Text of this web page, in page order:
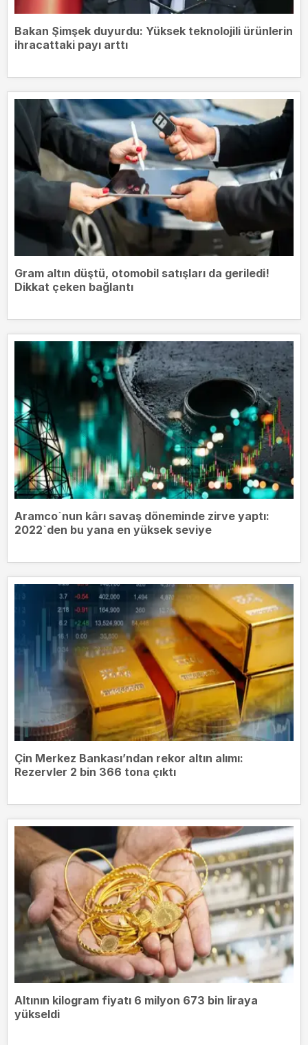
Bakan Şimşek duyurdu: Yüksek teknolojili ürünlerin
ihracattaki payı arttı
Gram altın düştü, otomobil satışları da geriledi!
Dikkat çeken bağlantı
Aramco`nun kârı savaş döneminde zirve yaptı:
2022`den bu yana en yüksek seviye
Çin Merkez Bankası’ndan rekor altın alımı:
Rezervler 2 bin 366 tona çıktı
Altının kilogram fiyatı 6 milyon 673 bin liraya
yükseldi